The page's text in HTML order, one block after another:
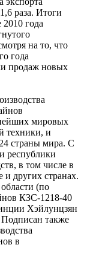
раза. Итоги
2010 года
на то, что
года
продаж новых
мировых
техники, и
страны мира. С
республики
в том числе в
и других странах.
(по
КЗС-1218-40
Хэйлунцзян
также
в